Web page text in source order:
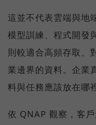
這並不代表雲端與地
模型訓練、程式開發
則較適合高頻存取、
業邊界的資料。企業
料與任務應該放在哪
依 QNAP 觀察，客戶